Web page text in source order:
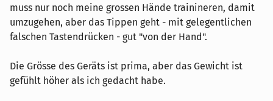
muss nur noch meine grossen Hände trainineren, damit
umzugehen, aber das Tippen geht - mit gelegentlichen
falschen Tastendrücken - gut "von der Hand".
Die Grösse des Geräts ist prima, aber das Gewicht ist
gefühlt höher als ich gedacht habe.